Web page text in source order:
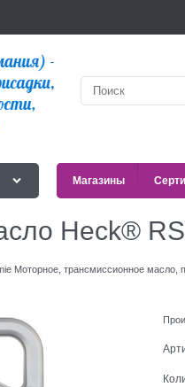
Магазины
Heck®
Моторное, трансмиссионное масло,